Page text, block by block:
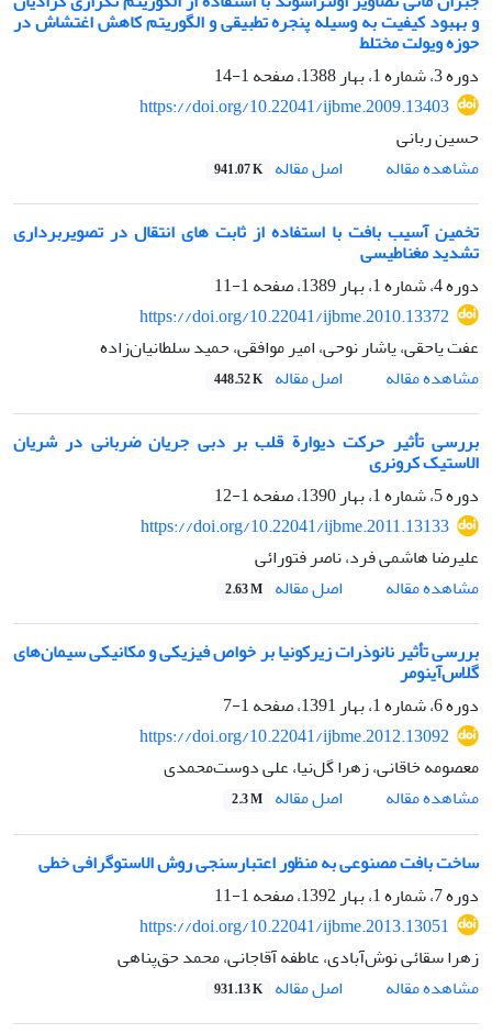
و بهبود کیفیت به وسیله پنجره تطبیقی و الگوریتم کاهش اغتشاش در
حوزه ویولت مختلط
دوره 3، شماره 1، بهار 1388، صفحه
1-14
https://doi.org/10.22041/ijbme.2009.13403
حسین ربانی
مشاهده مقاله
اصل مقاله 941.07 K
تخمین آسیب بافت با استفاده از ثابت های انتقال در تصویربرداری
تشدید مغناطیسی
دوره 4، شماره 1، بهار 1389، صفحه
1-11
https://doi.org/10.22041/ijbme.2010.13372
عفت یاحقی، یاشار نوحی، امیر موافقی، حمید سلطانیان‌زاده
مشاهده مقاله
اصل مقاله 448.52 K
بررسی تأثیر حرکت دیوارة قلب بر دبی جریان ضربانی در شریان
الاستیک کرونری
دوره 5، شماره 1، بهار 1390، صفحه
1-12
https://doi.org/10.22041/ijbme.2011.13133
علیرضا هاشمی فرد، ناصر فتورائی
مشاهده مقاله
اصل مقاله 2.63 M
بررسی تأثیر نانوذرات زیرکونیا بر خواص فیزیکی و مکانیکی سیمان‌های
گلاس‌آینومر
دوره 6، شماره 1، بهار 1391، صفحه
1-7
https://doi.org/10.22041/ijbme.2012.13092
معصومه خاقانی، زهرا گل‌نیا، علی دوست‌محمدی
مشاهده مقاله
اصل مقاله 2.3 M
ساخت بافت مصنوعی به منظور اعتبارسنجی روش الاستوگرافی خطی
دوره 7، شماره 1، بهار 1392، صفحه
1-11
https://doi.org/10.22041/ijbme.2013.13051
زهرا سقائی نوش‌آبادی، عاطفه آقاجانی، محمد حق‌پناهی
مشاهده مقاله
اصل مقاله 931.13 K